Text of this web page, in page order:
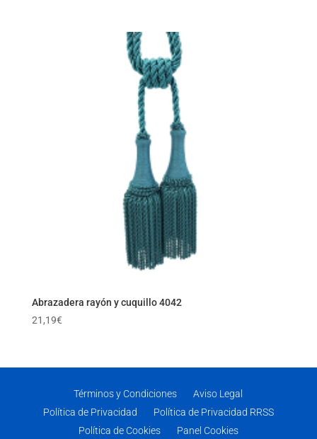
Abrazadera rayón y cuquillo 4042
21,19€
Términos y Condiciones
Aviso Legal
Política de Privacidad
Política de Privacidad RRSS
Política de Cookies
Panel Cookies